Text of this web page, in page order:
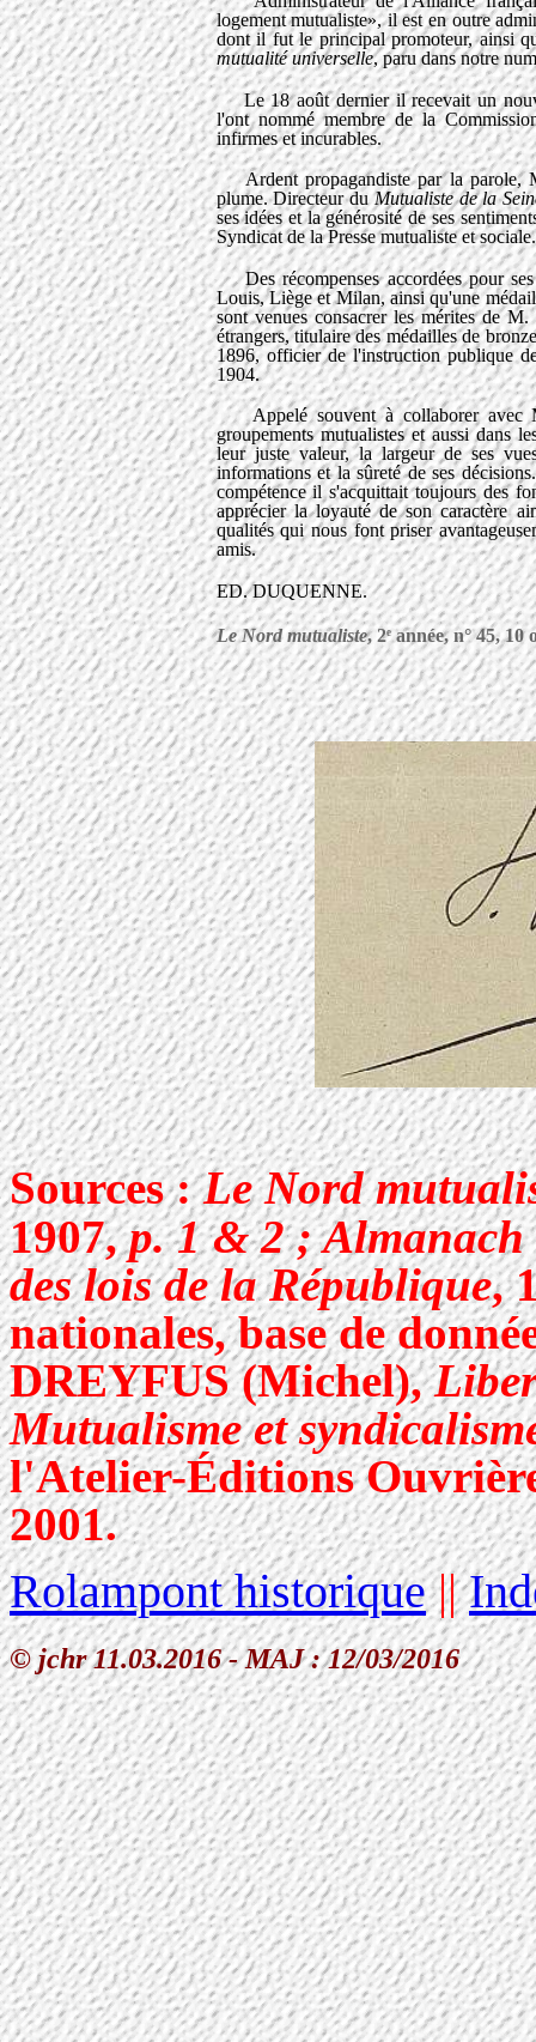
logement mutualiste», il est en outre
dont il fut le principal promoteur, ainsi
mutualité universelle, paru dans notre
Le 18 août dernier il recevait un
l'ont nommé membre de la
infirmes et incurables.
Ardent propagandiste par la parole,
plume. Directeur duMutualiste de la
ses idées et la générosité de ses
Syndicat de la Presse mutualiste et sociale.
Des récompenses accordées pour
Louis, Liège et Milan, ainsi qu'une
sont venues consacrer les mérites de
étrangers, titulaire des médailles de
1896, officier de l'instruction publique
1904.
Appelé souvent à collaborer avec
groupements mutualistes et aussi dans
leur juste valeur, la largeur de ses
informations et la sûreté de ses
compétence il s'acquittait toujours des
apprécier la loyauté de son caractère
qualités qui nous font priser
amis.
ED. DUQUENNE.
Le Nord mutualiste, 2eannée, n° 45, 10
Sources :Le Nord
1907,p. 1 & 2 ; Almanach
des lois de la République,
nationales, base de
DREYFUS (Michel),
Mutualisme et
l'Atelier-Éditions
2001.
Rolampont historique||
© jchr 11.03.2016 - MAJ :12/03/2016